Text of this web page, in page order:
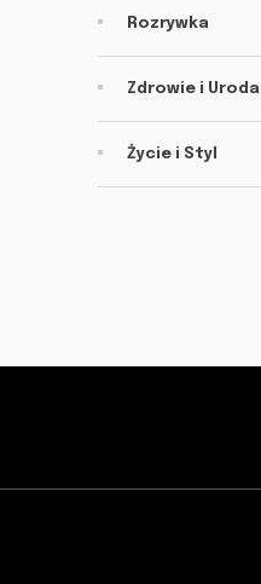
Rozrywka
Zdrowie i Uroda
Życie i Styl